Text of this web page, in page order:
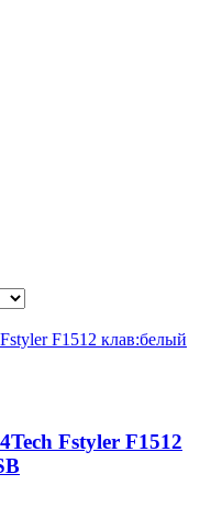
Fstyler F1512